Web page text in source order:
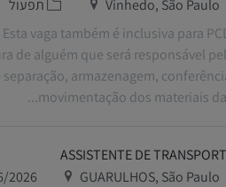
Vinhedo, São Paulo תפעול
vaga também é inclusiva para
de alguém que será responsável
armazenagem,
movimentação dos materiais da
ASSISTENTE DE
מיקום
GUARULHOS, São Paulo תאריך
2026